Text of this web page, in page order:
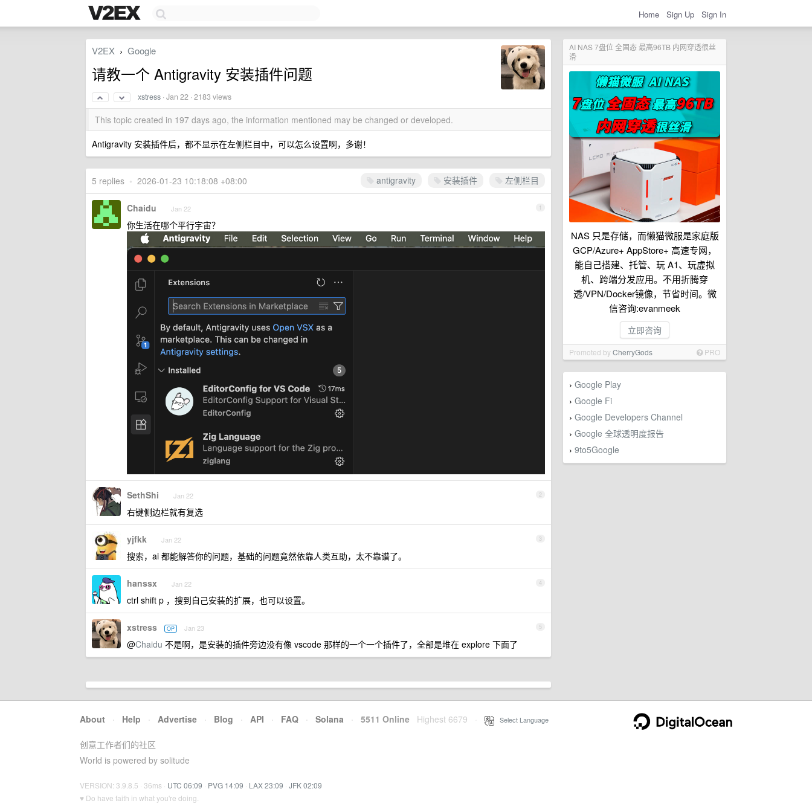
Home Sign Up Sign In
AI NAS 7盘位 全固态 最高96TB 内网穿透很丝
滑
NAS 只是存储，而懒猫微服是家庭版
GCP/Azure+ AppStore+ 高速专网，
能自己搭建、托管、玩 A1、玩虚拟
机、跨端分发应用。不用折腾穿
透/VPN/Docker镜像，节省时间。微
信咨询:evanmeek
立即咨询
Promoted byCherryGods PRO
› Google Play
› Google Fi
› Google Developers Channel
› Google 全球透明度报告
› 9to5Google
V2EX › Google
请教一个 Antigravity 安装插件问题
xstress ·Jan 22 · 2183 views
This topic created in 197 days ago, the information mentioned may be changed or developed.
Antigravity 安装插件后，都不显示在左侧栏目中，可以怎么设置啊，多谢！
antigravity 安装插件 左侧栏目
5 replies • 2026-01-23 10:18:08 +08:00
1
Chaidu Jan 22
你生活在哪个平行宇宙？
2
SethShi Jan 22
右键侧边栏就有复选
3
yjfkk Jan 22
搜索，ai 都能解答你的问题，基础的问题竟然依靠人类互助，太不靠谱了。
4
hanssx Jan 22
ctrl shift p ，搜到自己安装的扩展，也可以设置。
5
xstress OP Jan 23
@Chaidu 不是啊，是安装的插件旁边没有像 vscode 那样的一个一个插件了，全部是堆在 explore 下面了
About · Help · Advertise · Blog · API · FAQ · Solana · 5511 Online Highest 6679 Select Language
创意工作者们的社区
World is powered by solitude
VERSION: 3.9.8.5 · 36ms · UTC 06:09 · PVG 14:09 · LAX 23:09 · JFK 02:09
♥ Do have faith in what you're doing.